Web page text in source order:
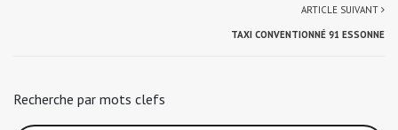
ARTICLE SUIVANT
TAXI CONVENTIONNÉ 91 ESSONNE
Recherche par mots clefs